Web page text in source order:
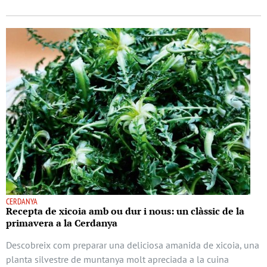
CERDANYA
Recepta de xicoia amb ou dur i nous: un clàssic de la
primavera a la Cerdanya
Descobreix com preparar una deliciosa amanida de xicoia, una
planta silvestre de muntanya molt apreciada a la cuina